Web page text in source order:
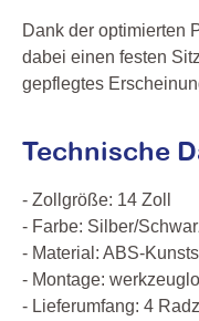
Dank der optimierten
dabei einen festen
gepflegtes
Technische
- Zollgröße: 14 Zoll
- Farbe: Silber/
- Material:
- Montage:
- Lieferumfang: 4